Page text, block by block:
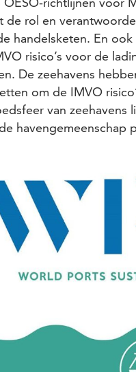
de rol en
handelsketen. En
risico’s voor de
De zeehavens
om de IMVO
van
havengemeenschap